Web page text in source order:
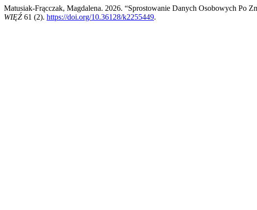
Matusiak-Frącczak, Magdalena. 2026. “Sprostowanie Danych Osobowych Po
WIĘŹ 61 (2). https://doi.org/10.36128/k2255449.